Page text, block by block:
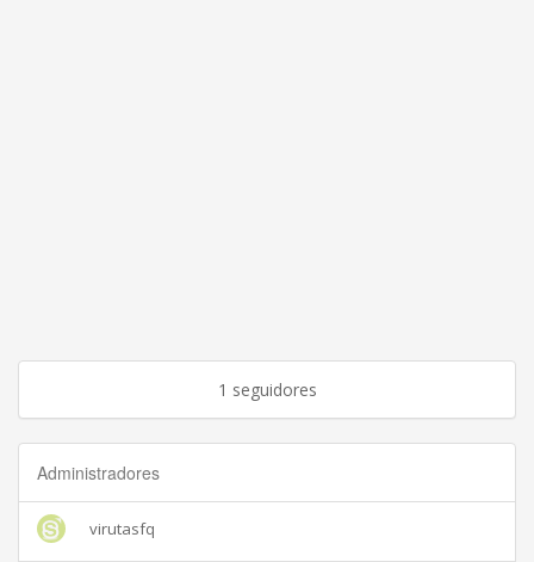
1 seguidores
Administradores
virutasfq